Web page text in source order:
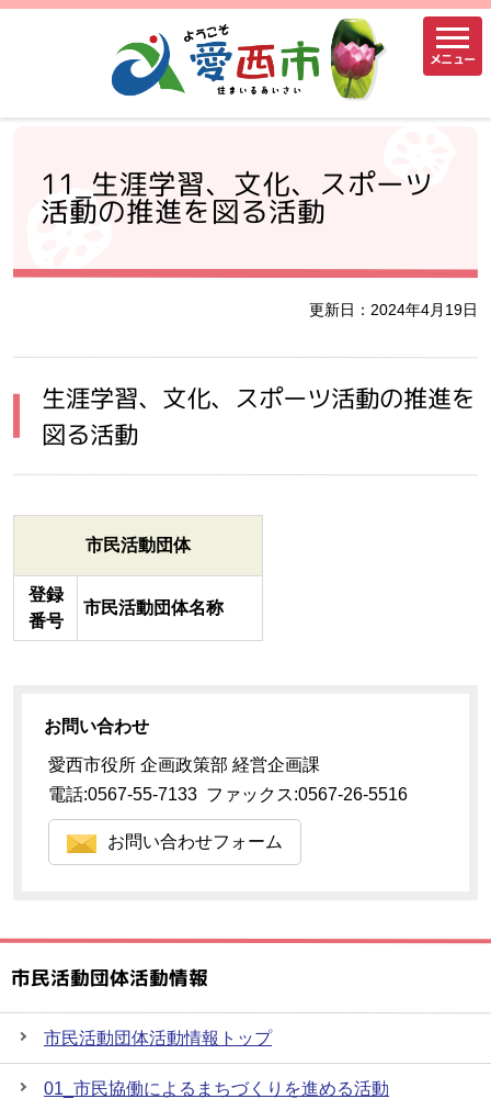
メニュー
11_生涯学習、文化、スポーツ
活動の推進を図る活動
更新日：2024年4月19日
生涯学習、文化、スポーツ活動の推進を
図る活動
市民活動団体
登録
番号
市民活動団体名称
お問い合わせ
愛西市役所 企画政策部 経営企画課
電話:0567-55-7133 ファックス:0567-26-5516
お問い合わせフォーム
市民活動団体活動情報
市民活動団体活動情報トップ
01_市民協働によるまちづくりを進める活動